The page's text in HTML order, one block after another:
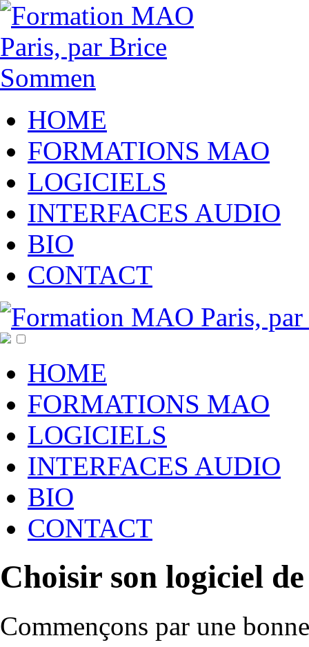
HOME
FORMATIONS MAO
LOGICIELS
INTERFACES AUDIO
BIO
CONTACT
HOME
FORMATIONS MAO
LOGICIELS
INTERFACES AUDIO
BIO
CONTACT
Choisir son logiciel
Commençons par une